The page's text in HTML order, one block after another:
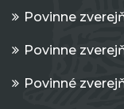
Povinne
Povinne
Povinné